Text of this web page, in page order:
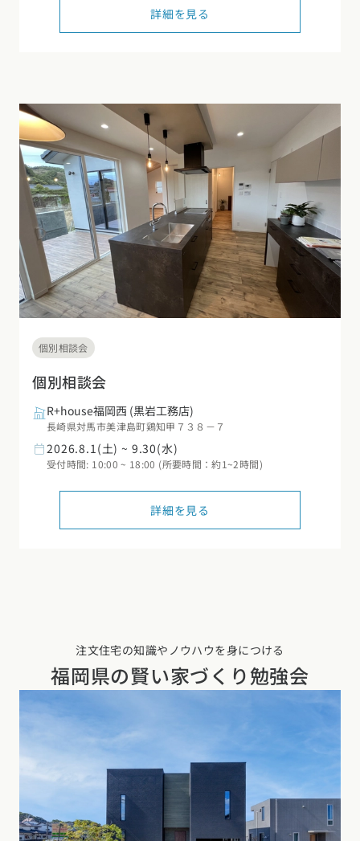
詳細を見る
個別相談会
個別相談会
R+house福岡西 (黒岩工務店)
長崎県対馬市美津島町鶏知甲７３８－７
2026.8.1(土) ~ 9.30(水)
受付時間: 10:00 ~ 18:00 (所要時間：約1~2時間)
詳細を見る
注文住宅の知識やノウハウを身につける
福岡県の賢い家づくり勉強会